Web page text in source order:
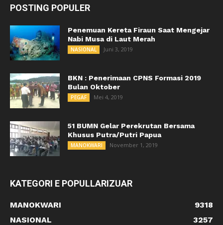
POSTING POPULER
Penemuan Kereta Firaun Saat Mengejar
Nabi Musa di Laut Merah
NASIONAL Juni 3, 2019
BKN : Penerimaan CPNS Formasi 2019
Bulan Oktober
PEGAF Mei 4, 2019
51 BUMN Gelar Perekrutan Bersama
Khusus Putra/Putri Papua
MANOKWARI November 1, 2019
KATEGORI E POPULLARIZUAR
MANOKWARI
9318
NASIONAL
3257